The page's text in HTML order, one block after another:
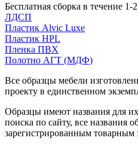
Бесплатная сборка в течение 1-
ЛДСП
Пластик Alvic Luxe
Пластик HPL
Пленка ПВХ
Полотно АГТ (МДФ)
Все образцы мебели
проекту в единственном
Образцы имеют названия для
поиска по сайту, все названия
зарегистрированным товарным